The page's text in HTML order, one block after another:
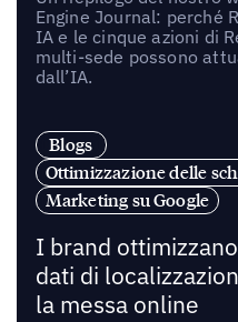
Engine Journal: perché
IA e le cinque azioni di
multi-sede possono
dall’IA.
Blogs
Ottimizzazione delle
Marketing su Google
I brand
dati di
la messa online